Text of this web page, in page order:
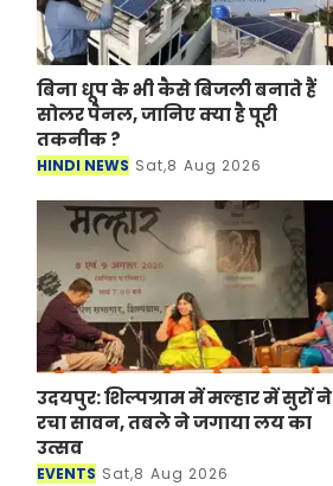
बिना धूप के भी कैसे बिजली बनाते हैं
सोलर पैनल, जानिए क्या है पूरी
तकनीक ?
HINDI NEWS Sat,8 Aug 2026
उदयपुर: शिल्पग्राम में मल्हार में सुरों ने
रचा सावन, तबले ने जगाया लय का
उत्सव
EVENTS Sat,8 Aug 2026